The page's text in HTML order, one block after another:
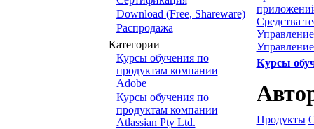
Download (Free, Shareware)
Распродажа
Категории
Курсы обучения по
продуктам компании
Adobe
Курсы обучения по
продуктам компании
Atlassian Pty Ltd.
Средства
Курсы
Продукты